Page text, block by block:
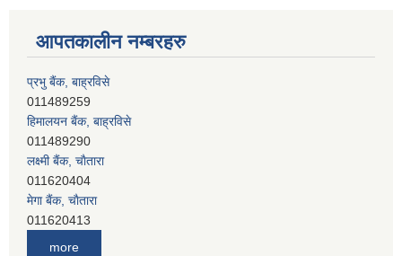
आपतकालीन नम्बरहरु
प्रभु बैंक, बाह्रविसे
011489259
हिमालयन बैंक, बाह्रविसे
011489290
लक्ष्मी बैंक, चाैतारा
011620404
मेगा बैंक, चाैतारा
011620413
जनता बैंक, चाैतारा
011620406
more